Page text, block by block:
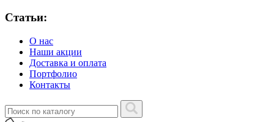
Статьи:
О нас
Наши акции
Доставка и оплата
Портфолио
Контакты